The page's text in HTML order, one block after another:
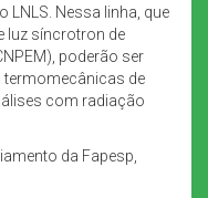
LNLS. Nessa linha, que
luz síncrotron de
poderão ser
termomecânicas de
com radiação
da Fapesp,